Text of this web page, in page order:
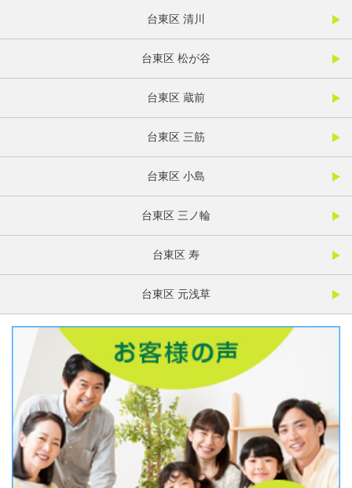
台東区 清川
台東区 松が谷
台東区 蔵前
台東区 三筋
台東区 小島
台東区 三ノ輪
台東区 寿
台東区 元浅草